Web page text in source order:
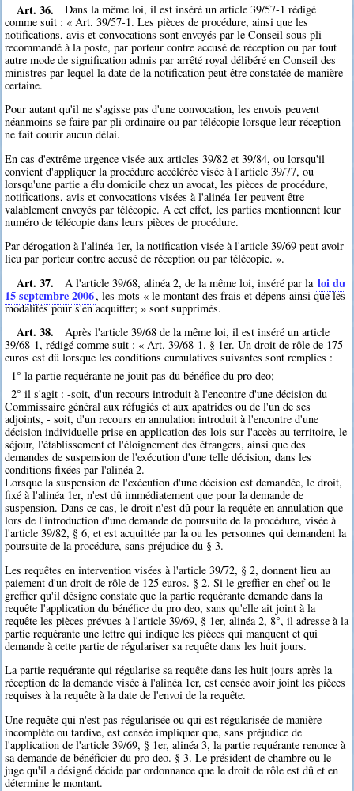
Art. 36.
Dans la même loi, il est inséré un article 39/57-1 rédigé
comme suit : « Art. 39/57-1. Les pièces de procédure, ainsi que les
notifications, avis et convocations sont envoyés par le Conseil sous pli
recommandé à la poste, par porteur contre accusé de réception ou par tout
autre mode de signification admis par arrêté royal délibéré en Conseil des
ministres par lequel la date de la notification peut être constatée de manière
certaine.
Pour autant qu'il ne s'agisse pas d'une convocation, les envois peuvent
néanmoins se faire par pli ordinaire ou par télécopie lorsque leur réception
ne fait courir aucun délai.
En cas d'extrême urgence visée aux articles 39/82 et 39/84, ou lorsqu'il
convient d'appliquer la procédure accélérée visée à l'article 39/77, ou
lorsqu'une partie a élu domicile chez un avocat, les pièces de procédure,
notifications, avis et convocations visées à l'alinéa 1er peuvent être
valablement envoyés par télécopie. A cet effet, les parties mentionnent leur
numéro de télécopie dans leurs pièces de procédure.
Par dérogation à l'alinéa 1er, la notification visée à l'article 39/69 peut avoir
lieu par porteur contre accusé de réception ou par télécopie. ».
Art. 37. A l'article 39/68, alinéa 2, de la même loi, inséré par la loi du
15 septembre 2006, les mots « le montant des frais et dépens ainsi que les
modalités pour s'en acquitter; » sont supprimés.
Art. 38.
Après l'article 39/68 de la même loi, il est inséré un article
39/68-1, rédigé comme suit : « Art. 39/68-1. § 1er. Un droit de rôle de 175
euros est dû lorsque les conditions cumulatives suivantes sont remplies :
1° la partie requérante ne jouit pas du bénéfice du pro deo;
2° il s'agit : -soit, d'un recours introduit à l'encontre d'une décision du
Commissaire général aux réfugiés et aux apatrides ou de l'un de ses
adjoints, - soit, d'un recours en annulation introduit à l'encontre d'une
décision individuelle prise en application des lois sur l'accès au territoire, le
séjour, l'établissement et l'éloignement des étrangers, ainsi que des
demandes de suspension de l'exécution d'une telle décision, dans les
conditions fixées par l'alinéa 2.
Lorsque la suspension de l'exécution d'une décision est demandée, le droit,
fixé à l'alinéa 1er, n'est dû immédiatement que pour la demande de
suspension. Dans ce cas, le droit n'est dû pour la requête en annulation que
lors de l'introduction d'une demande de poursuite de la procédure, visée à
l'article 39/82, § 6, et est acquittée par la ou les personnes qui demandent la
poursuite de la procédure, sans préjudice du § 3.
Les requêtes en intervention visées à l'article 39/72, § 2, donnent lieu au
paiement d'un droit de rôle de 125 euros. § 2. Si le greffier en chef ou le
greffier qu'il désigne constate que la partie requérante demande dans la
requête l'application du bénéfice du pro deo, sans qu'elle ait joint à la
requête les pièces prévues à l'article 39/69, § 1er, alinéa 2, 8°, il adresse à la
partie requérante une lettre qui indique les pièces qui manquent et qui
demande à cette partie de régulariser sa requête dans les huit jours.
La partie requérante qui régularise sa requête dans les huit jours après la
réception de la demande visée à l'alinéa 1er, est censée avoir joint les pièces
requises à la requête à la date de l'envoi de la requête.
Une requête qui n'est pas régularisée ou qui est régularisée de manière
incomplète ou tardive, est censée impliquer que, sans préjudice de
l'application de l'article 39/69, § 1er, alinéa 3, la partie requérante renonce à
sa demande de bénéficier du pro deo. § 3. Le président de chambre ou le
juge qu'il a désigné décide par ordonnance que le droit de rôle est dû et en
détermine le montant.